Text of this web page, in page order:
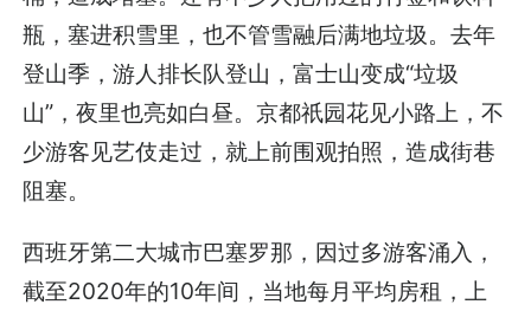
瓶，塞进积雪里，也不管雪融后满地垃圾。去年
登山季，游人排长队登山，富士山变成“垃圾
山”，夜里也亮如白昼。京都祇园花见小路上，不
少游客见艺伎走过，就上前围观拍照，造成街巷
阻塞。
西班牙第二大城市巴塞罗那，因过多游客涌入，
截至2020年的10年间，当地每月平均房租，上